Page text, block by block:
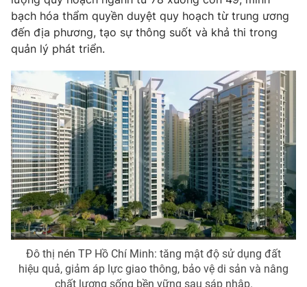
bạch hóa thẩm quyền duyệt quy hoạch từ trung ương
đến địa phương, tạo sự thông suốt và khả thi trong
quản lý phát triển.
Đô thị nén TP Hồ Chí Minh: tăng mật độ sử dụng đất
hiệu quả, giảm áp lực giao thông, bảo vệ di sản và nâng
chất lượng sống bền vững sau sáp nhập.